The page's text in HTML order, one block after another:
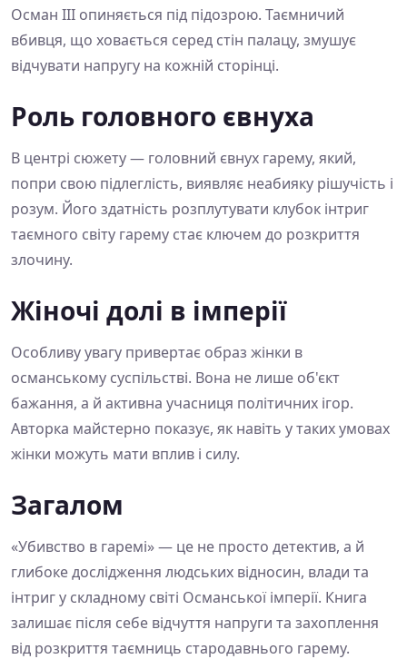
Осман ІІІ опиняється під підозрою. Таємничий
вбивця, що ховається серед стін палацу, змушує
відчувати напругу на кожній сторінці.
Роль головного євнуха
В центрі сюжету — головний євнух гарему, який,
попри свою підлеглість, виявляє неабияку рішучість і
розум. Його здатність розплутувати клубок інтриг
таємного світу гарему стає ключем до розкриття
злочину.
Жіночі долі в імперії
Особливу увагу привертає образ жінки в
османському суспільстві. Вона не лише об'єкт
бажання, а й активна учасниця політичних ігор.
Авторка майстерно показує, як навіть у таких умовах
жінки можуть мати вплив і силу.
Загалом
«Убивство в гаремі» — це не просто детектив, а й
глибоке дослідження людських відносин, влади та
інтриг у складному світі Османської імперії. Книга
залишає після себе відчуття напруги та захоплення
від розкриття таємниць стародавнього гарему.